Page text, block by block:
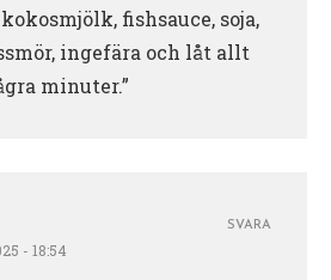
fishsauce, soja,
ingefära och låt allt
minuter.”
- 18:54
SVARA